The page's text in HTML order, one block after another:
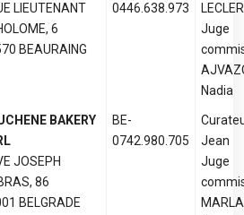
LIEUTENANT
6
BEAURAING
0446.638.973
Juge
Nadia
BAKERY
JOSEPH
86
BELGRADE
BE-
0742.980.705
Jean
Juge